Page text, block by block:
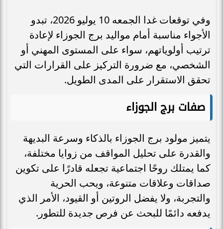
وفي توقعات غدا الجمعه 10 يوليو 2026، تبدو
الأجواء مناسبة أمام مواليد برج الجوزاء لإعادة
ترتيب أولوياتهم، سواء على المستوى المهني أو
الشخصي، مع ضرورة التركيز على القرارات التي
تحقق الاستقرار على المدى الطويل.
صفات برج الجوزاء
يتميز مولود برج الجوزاء بالذكاء وسرعة البديهة
والقدرة على تحليل المواقف من زوايا مختلفة،
كما يمتلك روحًا اجتماعية تجعله قادرًا على تكوين
صداقات وعلاقات متنوعة، ويحب الحرية
والتجربة، ولا يفضل الروتين أو القيود، الأمر الذي
يدفعه دائمًا للبحث عن فرص جديدة للتطور.